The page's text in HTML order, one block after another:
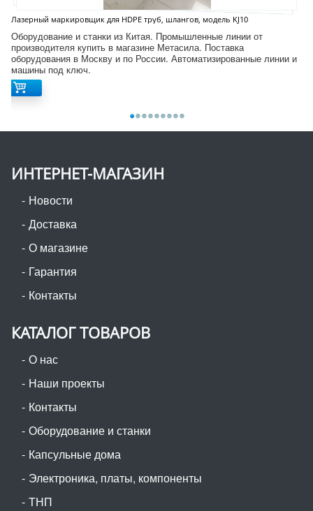
Лазерный маркировщик для HDPE труб, шлангов, модель KJ10
Оборудование и станки из Китая. Промышленные линии от
производителя купить в магазине Метасила. Поставка
оборудования в Москву и по России. Автоматизированные линии и
машины под ключ.
ИНТЕРНЕТ-МАГАЗИН
Новости
Доставка
О магазине
Гарантия
Контакты
КАТАЛОГ ТОВАРОВ
О нас
Наши проекты
Контакты
Оборудование и станки
Капсульные дома
Электроника, платы, компоненты
ТНП